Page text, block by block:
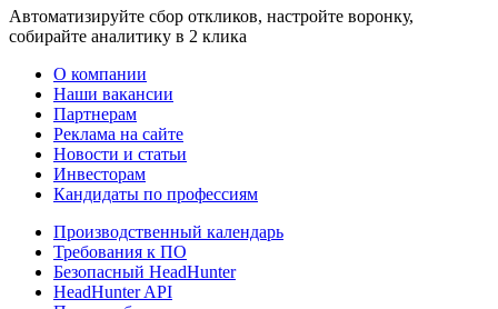
Автоматизируйте сбор откликов, настройте воронку,
собирайте аналитику в 2 клика
О компании
Наши вакансии
Партнерам
Реклама на сайте
Новости и статьи
Инвесторам
Кандидаты по профессиям
Производственный календарь
Требования к ПО
Безопасный HeadHunter
HeadHunter API